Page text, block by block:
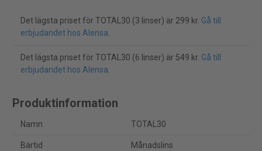
Det lägsta priset för TOTAL30 (3 linser) är 299 kr. Gå till
erbjudandet hos Alensa.
Det lägsta priset för TOTAL30 (6 linser) är 549 kr. Gå till
erbjudandet hos Alensa.
Produktinformation
Namn TOTAL30
Bärtid Månadslins